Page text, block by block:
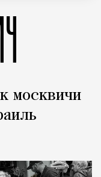
москвичи